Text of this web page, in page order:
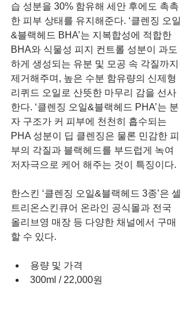
습 성분을 30% 함유해 세안 후에도 촉촉
한 피부 상태를 유지해준다. ‘클렌징 오일
&블랙헤드 BHA’는 지복합성에 적합한
BHA와 식물성 피지 컨트롤 성분이 과도
하게 생성되는 유분 및 모공 속 각질까지
제거해주며, 높은 수분 함유량의 신제형
리퀴드 오일로 산뜻한 마무리 감을 선사
한다. ‘클렌징 오일&블랙헤드 PHA’는 분
자 구조가 커 피부에 천천히 흡수되는
PHA 성분이 딥 클렌징은 물론 민감한 피
부의 각질과 블랙헤드를 부드럽게 녹여
저자극으로 케어 해주는 것이 특징이다.
한스킨 ‘클렌징 오일&블랙헤드 3종’은 셀
트리온스킨큐어 온라인 공식몰과 전국
올리브영 매장 등 다양한 채널에서 구매
할 수 있다.
용량 및 가격
300ml / 22,000원